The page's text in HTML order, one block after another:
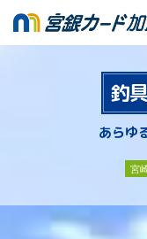
釣
あらゆ
宮